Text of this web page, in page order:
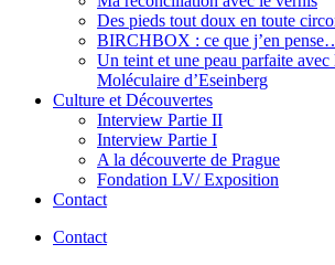
Des pieds tout doux en toute
BIRCHBOX : ce que j’en
Un teint et une peau parfaite
Moléculaire d’Eseinberg
Culture et Découvertes
Interview Partie II
Interview Partie I
A la découverte de Prague
Fondation LV/ Exposition
Contact
Contact